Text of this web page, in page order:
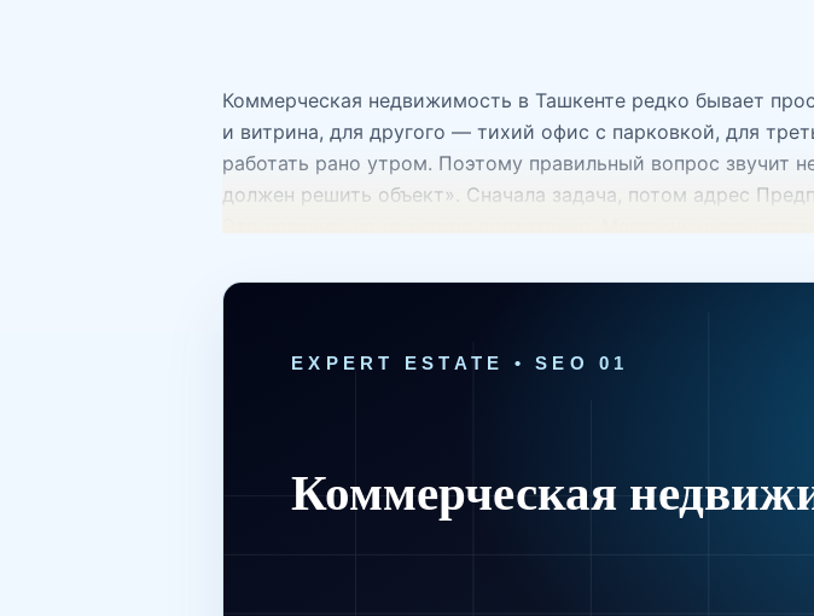
Коммерческая недвижимость в Ташкенте редко бывает
и витрина, для другого — тихий офис с парковкой, для
работать рано утром. Поэтому правильный вопрос звучит
должен решить объект». Сначала задача, потом адрес
сухость, охрана и разворот для машины. Офису —
просторным и хорошо сфотографированным, но не
конфигурацию: open space, кабинеты, санузлы, лифты,
помещения работают иначе. Для них критичны фасад,
вывеску и понятный вход. Иногда небольшое помещение
объект во дворе. Складская и логистическая
высота потолков, электрическая мощность, сухость,
ежедневно превращаться в расходы. Ресторанная,